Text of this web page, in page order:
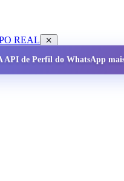
REAL
API de Perfil do WhatsApp